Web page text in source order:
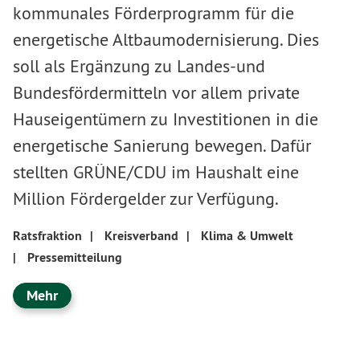
kommunales Förderprogramm für die
energetische Altbaumodernisierung. Dies
soll als Ergänzung zu Landes-und
Bundesfördermitteln vor allem private
Hauseigentümern zu Investitionen in die
energetische Sanierung bewegen. Dafür
stellten GRÜNE/CDU im Haushalt eine
Million Fördergelder zur Verfügung.
Ratsfraktion | Kreisverband |
Klima & Umwelt
|
Pressemitteilung
Mehr